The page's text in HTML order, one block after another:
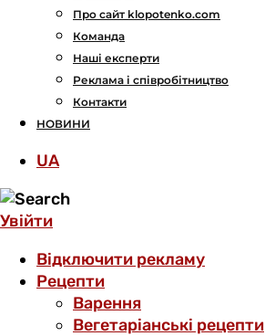
Про сайт klopotenko.com
Команда
Наші експерти
Реклама і співробітництво
Контакти
НОВИНИ
UA
Увійти
Відключити рекламу
Рецепти
Варення
Вегетаріанські рецепти